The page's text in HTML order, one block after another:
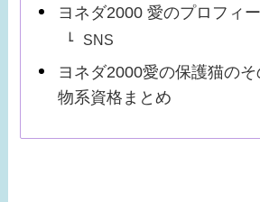
ヨネダ2000 愛のプロフィ
SNS
ヨネダ2000愛の保護猫の
物系資格まとめ